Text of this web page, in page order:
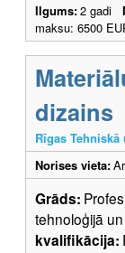
Ilgums:2 gadi
maksu: 6500
dizains
Rīgas
Norises vieta:
Grāds:
tehnoloģijā
kvalifikācija: